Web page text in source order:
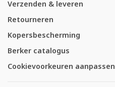
Verzenden & leveren
Retourneren
Kopersbescherming
Berker catalogus
Cookievoorkeuren aanpassen